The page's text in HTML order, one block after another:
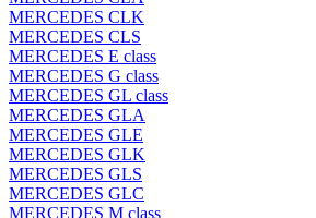
MERCEDES CLK
MERCEDES CLS
MERCEDES E class
MERCEDES G class
MERCEDES GL class
MERCEDES GLA
MERCEDES GLE
MERCEDES GLK
MERCEDES GLS
MERCEDES GLC
MERCEDES M class